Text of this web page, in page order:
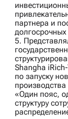
партнера и
5.
Shangha
по запуску
«Один пояс,
структуру